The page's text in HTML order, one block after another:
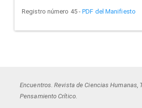
Registro número 45 -PDF del Manifiesto
Encuentros. Revista de Ciencias Humanas,
Pensamiento Crítico.